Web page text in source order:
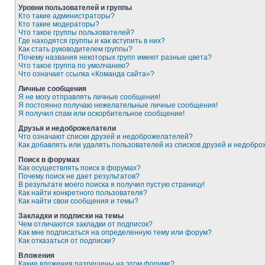
Уровни пользователей и группы
Кто такие администраторы?
Кто такие модераторы?
Что такое группы пользователей?
Где находятся группы и как вступить в них?
Как стать руководителем группы?
Почему названия некоторых групп имеют разные цвета?
Что такое группа по умолчанию?
Что означает ссылка «Команда сайта»?
Личные сообщения
Я не могу отправлять личные сообщения!
Я постоянно получаю нежелательные личные сообщения!
Я получил спам или оскорбительное сообщение!
Друзья и недоброжелатели
Что означают списки друзей и недоброжелателей?
Как добавлять или удалять пользователей из списков друзей и
Поиск в форумах
Как осуществлять поиск в форумах?
Почему поиск не дает результатов?
В результате моего поиска я получил пустую страницу!
Как найти конкретного пользователя?
Как найти свои сообщения и темы?
Закладки и подписки на темы
Чем отличаются закладки от подписок?
Как мне подписаться на определенную тему или форум?
Как отказаться от подписки?
Вложения